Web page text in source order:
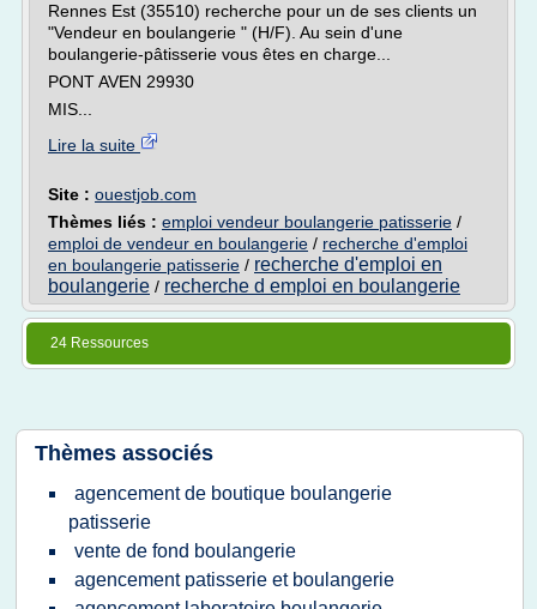
Rennes Est (35510) recherche pour un de ses clients un
"Vendeur en boulangerie " (H/F). Au sein d'une
boulangerie-pâtisserie vous êtes en charge...
PONT AVEN 29930
MIS...
Lire la suite
Site : ouestjob.com
Thèmes liés : emploi vendeur boulangerie patisserie /
emploi de vendeur en boulangerie / recherche d'emploi
en boulangerie patisserie / recherche d'emploi en
boulangerie / recherche d emploi en boulangerie
24 Ressources
Thèmes associés
agencement de boutique boulangerie
patisserie
vente de fond boulangerie
agencement patisserie et boulangerie